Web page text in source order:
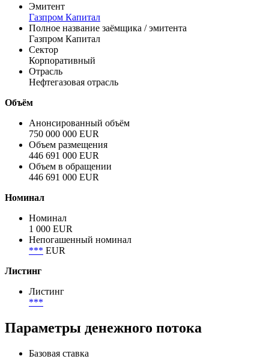
Эмитент
Газпром Капитал
Полное название заёмщика / эмитента
Газпром Капитал
Сектор
Корпоративный
Отрасль
Нефтегазовая отрасль
Объём
Анонсированный объём
750 000 000 EUR
Объем размещения
446 691 000 EUR
Объем в обращении
446 691 000 EUR
Номинал
Номинал
1 000 EUR
Непогашенный номинал
*** EUR
Листинг
Листинг
***
Параметры денежного потока
Базовая ставка